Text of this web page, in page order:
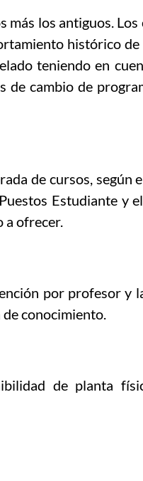
más los antiguos.
histórico
teniendo en
de cambio de
de cursos, según
Estudiante y
a ofrecer.
por profesor y
de conocimiento.
de planta